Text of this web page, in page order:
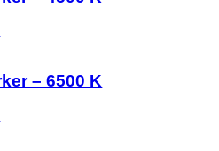
– 6500 K